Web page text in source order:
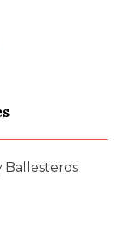
Ballesteros